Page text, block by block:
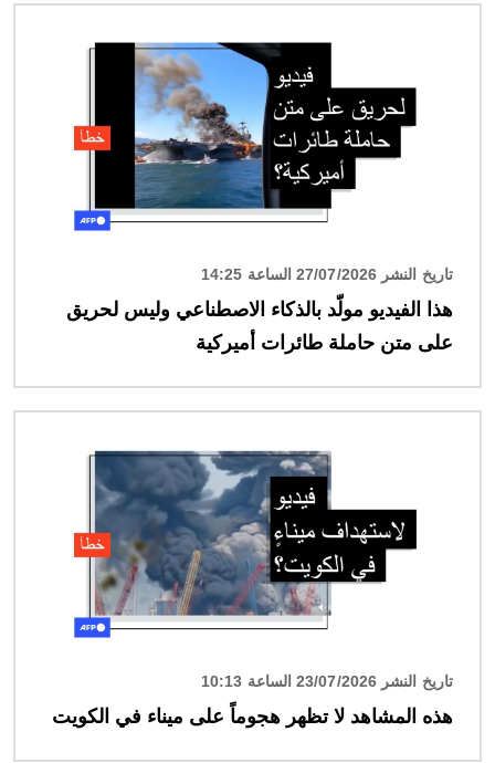
تاريخ النشر 27/07/2026 الساعة 14:25
هذا الفيديو مولّد بالذكاء الاصطناعي وليس لحريق
على متن حاملة طائرات أميركية
تاريخ النشر 23/07/2026 الساعة 10:13
هذه المشاهد لا تظهر هجوماً على ميناء في الكويت